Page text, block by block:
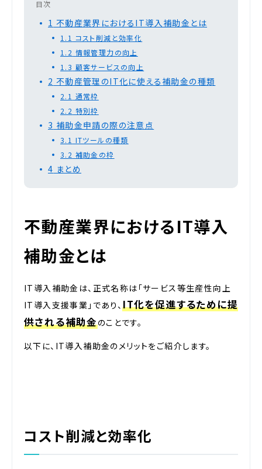
目次
1 不動産業界におけるIT導入補助金とは
1.1 コスト削減と効率化
1.2 情報管理力の向上
1.3 顧客サービスの向上
2 不動産管理のIT化に使える補助金の種類
2.1 通常枠
2.2 特別枠
3 補助金申請の際の注意点
3.1 ITツールの種類
3.2 補助金の枠
4 まとめ
不動産業界におけるIT導入
補助金とは
IT導入補助金は、正式名称は「サービス等生産性向上
IT導入支援事業」であり、IT化を促進するために提
供される補助金のことです。
以下に、IT導入補助金のメリットをご紹介します。
コスト削減と効率化